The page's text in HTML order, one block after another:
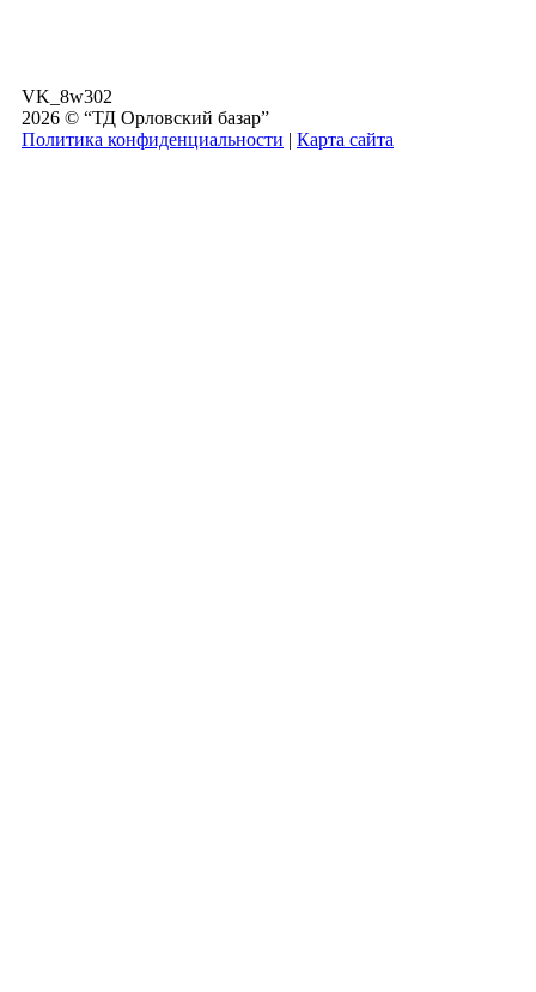
VK_8w302
2026 © “ТД Орловский базар”
Политика конфиденциальности
Карта сайта